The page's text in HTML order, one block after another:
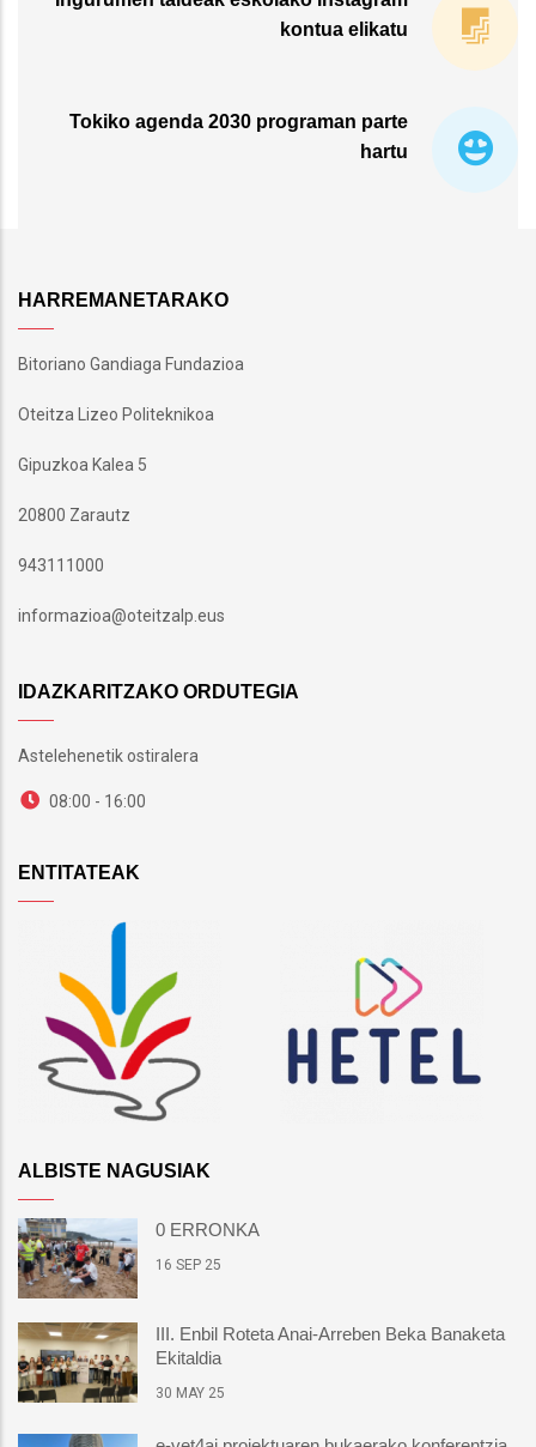
kontua elikatu
Tokiko agenda 2030 programan parte
hartu
HARREMANETARAKO
Bitoriano Gandiaga Fundazioa
Oteitza Lizeo Politeknikoa
Gipuzkoa Kalea 5
20800 Zarautz
943111000
informazioa@oteitzalp.eus
IDAZKARITZAKO ORDUTEGIA
Astelehenetik ostiralera
08:00 - 16:00
ENTITATEAK
ALBISTE NAGUSIAK
0 ERRONKA
16 SEP 25
III. Enbil Roteta Anai-Arreben Beka Banaketa
Ekitaldia
30 MAY 25